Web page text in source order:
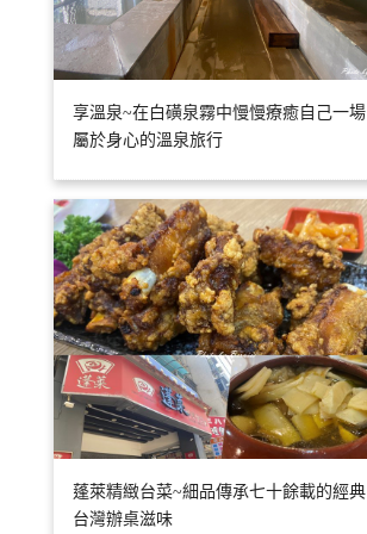
享溫泉~在白磺泉霧中慢慢療癒自己一場
屬於身心的溫泉旅行
蓬萊精緻台菜~細品傳承七十餘載的經典
台灣辦桌滋味